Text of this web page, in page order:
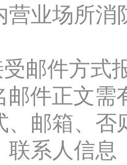
营业场所消
受邮件方式
邮件正文需
、邮箱、否
联系 人信息